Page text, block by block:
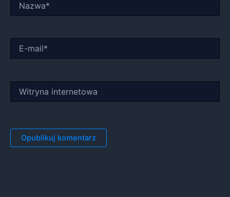
mail*
internetowa